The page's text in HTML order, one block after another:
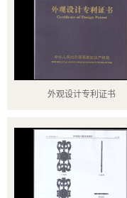
外观设计专利证书